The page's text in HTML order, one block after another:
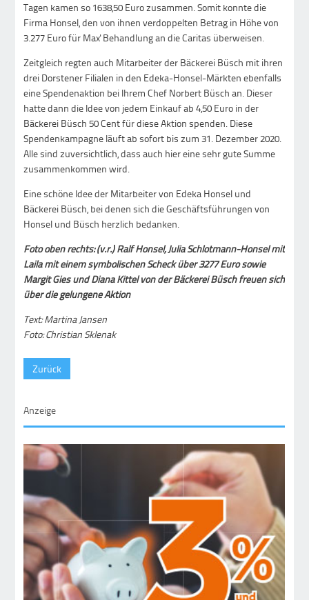
Tagen kamen so 1638,50 Euro zusammen. Somit konnte die
Firma Honsel, den von ihnen verdoppelten Betrag in Höhe von
3.277 Euro für Max' Behandlung an die Caritas überweisen.
Zeitgleich regten auch Mitarbeiter der Bäckerei Büsch mit ihren
drei Dorstener Filialen in den Edeka-Honsel-Märkten ebenfalls
eine Spendenaktion bei Ihrem Chef Norbert Büsch an. Dieser
hatte dann die Idee von jedem Einkauf ab 4,50 Euro in der
Bäckerei Büsch 50 Cent für diese Aktion spenden. Diese
Spendenkampagne läuft ab sofort bis zum 31. Dezember 2020.
Alle sind zuversichtlich, dass auch hier eine sehr gute Summe
zusammenkommen wird.
Eine schöne Idee der Mitarbeiter von Edeka Honsel und
Bäckerei Büsch, bei denen sich die Geschäftsführungen von
Honsel und Büsch herzlich bedanken.
Foto oben rechts: (v.r.) Ralf Honsel, Julia Schlotmann-Honsel mit
Laila mit einem symbolischen Scheck über 3277 Euro sowie
Margit Gies und Diana Kittel von der Bäckerei Büsch freuen sich
über die gelungene Aktion
Text: Martina Jansen
Foto: Christian Sklenak
Zurück
Anzeige